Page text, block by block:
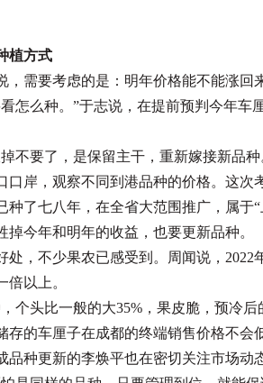
植方式
需要考虑的是：明年价格能不能涨回
么种。”于志说，在提前预判今年车
要了，是保留主干，重新嫁接新品种
口岸，观察不同到港品种的价格。这次
种了七八年，在全省大范围推广，属于
掉今年和明年的收益，也要更新品种。
，不少果农已感受到。周闻说，2022
倍以上。
头比一般的大35%，果皮脆，预冷后
存的车厘子在成都的终端销售价格不会
种更新的李焕平也在密切关注市场动